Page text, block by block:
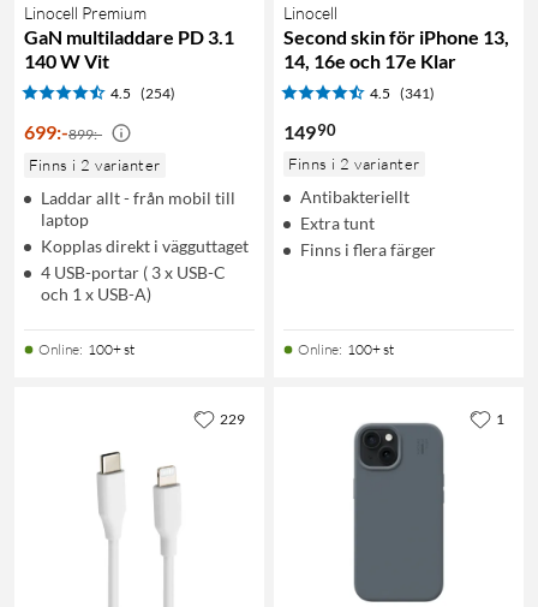
Linocell Premium
GaN multiladdare PD 3.1
140 W Vit
4.5 (254)
699:-899:-
Finns i 2 varianter
Laddar allt - från mobil till
laptop
Kopplas direkt i vägguttaget
4 USB-portar ( 3 x USB-C
och 1 x USB-A)
Online: 100+ st
Linocell
Second skin för iPhone 13,
14, 16e och 17e Klar
4.5 (341)
14990
Finns i 2 varianter
Antibakteriellt
Extra tunt
Finns i flera färger
Online: 100+ st
229 1